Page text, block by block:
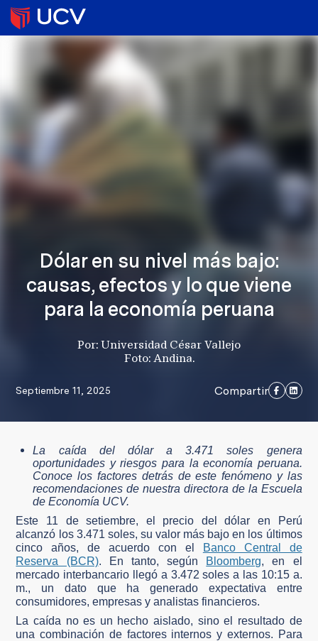
Dólar en su nivel más bajo:
causas, efectos y lo que viene
para la economía peruana
Por: Universidad César Vallejo
Foto: Andina.
Septiembre 11, 2025 Compartir
La caída del dólar a 3.471 soles genera
oportunidades y riesgos para la economía peruana.
Conoce los factores detrás de este fenómeno y las
recomendaciones de nuestra directora de la Escuela
de Economía UCV.
Este 11 de setiembre, el precio del dólar en Perú
alcanzó los 3.471 soles, su valor más bajo en los últimos
cinco años, de acuerdo con el
Banco Central de
Reserva (BCR). En tanto, según Bloomberg, en el
mercado interbancario llegó a 3.472 soles a las 10:15 a.
m., un dato que ha generado expectativa entre
consumidores, empresas y analistas financieros.
La caída no es un hecho aislado, sino el resultado de
una combinación de factores internos y externos. Para